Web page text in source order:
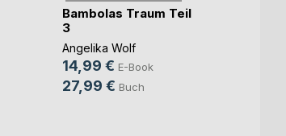
Bambolas Traum Teil
3
Angelika Wolf
14,99 € E-Book
27,99 € Buch